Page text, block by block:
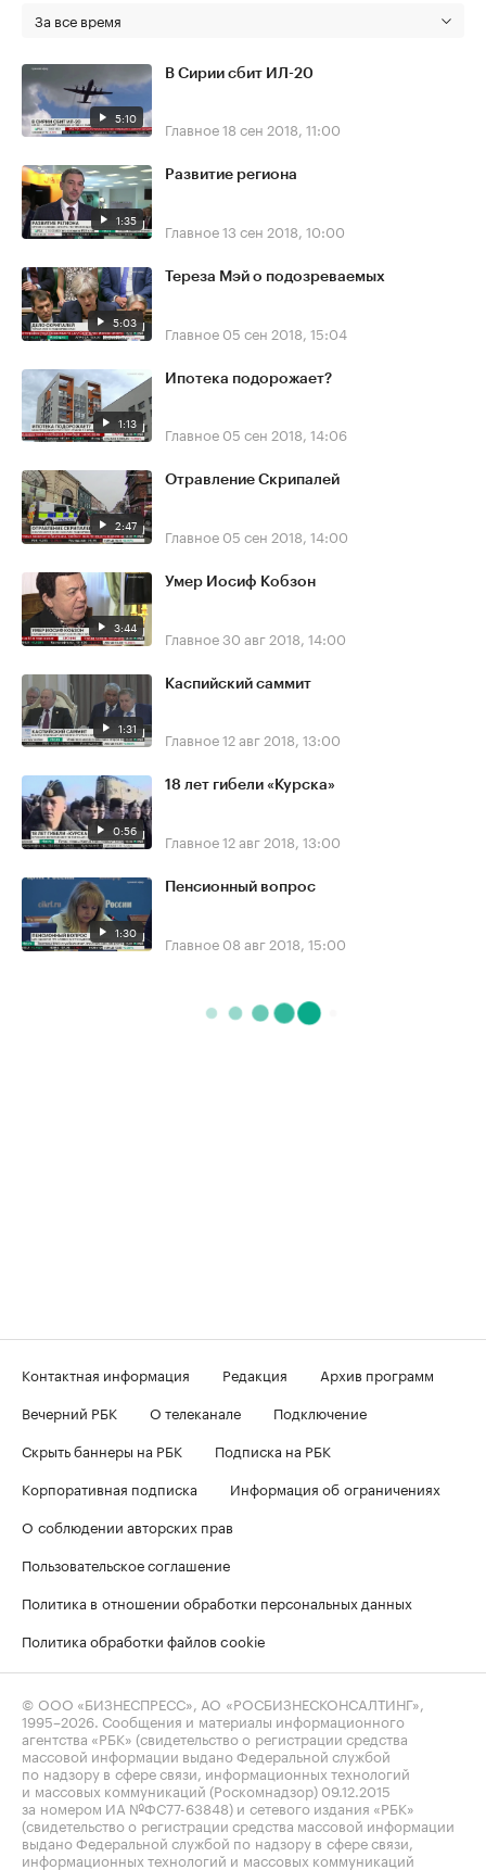
За все время
5:10
В Сирии сбит ИЛ-20
Главное18 сен 2018, 11:00
1:35
Развитие региона
Главное13 сен 2018, 10:00
5:03
Тереза Мэй о подозреваемых
Главное 05 сен 2018, 15:04
1:13
Ипотека подорожает?
Главное 05 сен 2018, 14:06
2:47
Отравление Скрипалей
Главное 05 сен 2018, 14:00
3:44
Умер Иосиф Кобзон
Главное30 авг 2018, 14:00
1:31
Каспийский саммит
Главное12 авг 2018, 13:00
0:56
18 лет гибели «Курска»
Главное12 авг 2018, 13:00
1:30
Пенсионный вопрос
Главное 08 авг 2018, 15:00
Контактная информация Редакция
Архив программ
Вечерний РБК
О телеканале
Подключение
Скрыть баннеры на РБК
Подписка на РБК
Корпоративная подписка
Информация об ограничениях
О соблюдении авторских прав
Пользовательское соглашение
Политика в отношении обработки персональных данных
Политика обработки файлов cookie
© ООО «БИЗНЕСПРЕСС», АО «РОСБИЗНЕСКОНСАЛТИНГ»,
1995–2026 . Сообщения и материалы информационного
агентства «РБК» (свидетельство о регистрации средства
массовой информации выдано Федеральной службой
по надзору в сфере связи, информационных технологий
и массовых коммуникаций (Роскомнадзор) 09.12.2015
за номером ИА №ФС77-63848) и сетевого издания «РБК»
(свидетельство о регистрации средства массовой информации
выдано Федеральной службой по надзору в сфере связи,
информационных технологий и массовых коммуникаций